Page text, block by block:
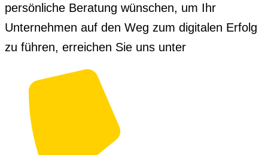
persönliche Beratung wünschen, um Ihr
Unternehmen auf den Weg zum digitalen Erfolg
zu führen, erreichen Sie uns unter